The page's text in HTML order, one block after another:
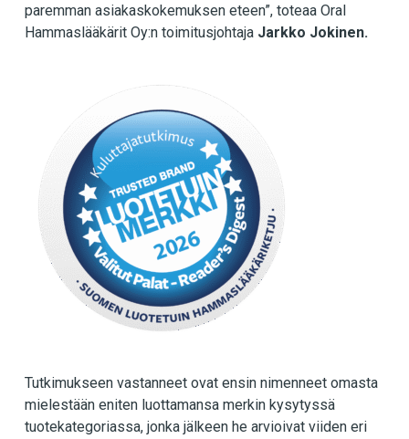
paremman asiakaskokemuksen eteen”, toteaa Oral
Hammaslääkärit Oy:n toimitusjohtaja Jarkko Jokinen.
Tutkimukseen vastanneet ovat ensin nimenneet omasta
mielestään eniten luottamansa merkin kysytyssä
tuotekategoriassa, jonka jälkeen he arvioivat viiden eri